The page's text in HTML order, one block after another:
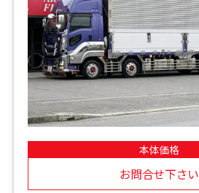
本体価格
お問合せ下さい